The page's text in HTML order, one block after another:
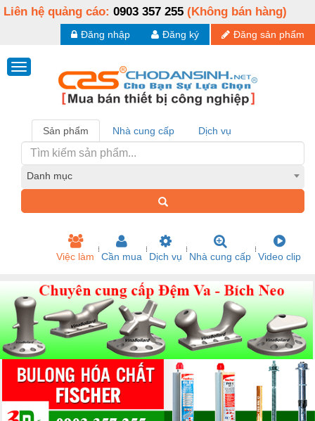
Liên hệ quảng cáo: 0903 357 255 (Không bán hàng)
Đăng sản phẩm
Đăng ký
Đăng nhập
Sản phẩm Nhà cung cấp Dịch vụ
Danh mục
Việc làm Cần mua Dịch vụ Nhà cung cấp Video clip